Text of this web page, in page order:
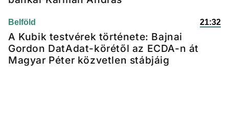
Belföld 21:32
A Kubik testvérek története: Bajnai
Gordon DatAdat-körétől az ECDA-n át
Magyar Péter közvetlen stábjáig